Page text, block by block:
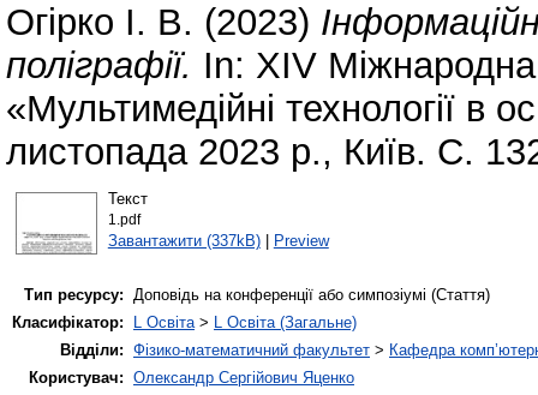
Огірко І. В. (2023)
поліграфії. In: XIV
«Мультимедійні технології в
листопада 2023 р., Київ. С.
Текст
1.pdf
Завантажити (337kB)| Preview
Тип ресурсу: Доповідь на конференції або симпозіумі (Стаття)
Класифікатор:
L Освіта> L Освіта (Загальне)
Відділи: Фізико-математичний факультет > Кафедра
Користувач: Олександр Сергійович Яценко